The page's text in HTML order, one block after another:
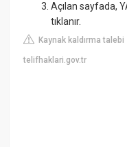
Açılan sayfada,
tıklanır.
Kaynak kaldırma talebi
telifhaklari.gov.tr